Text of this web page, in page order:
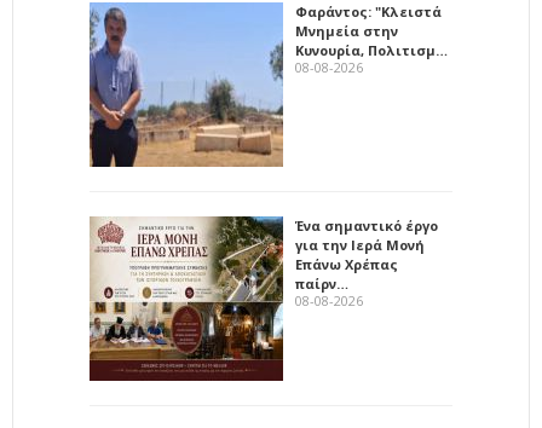
Φαράντος: "Κλειστά
Μνημεία στην
Κυνουρία, Πολιτισμ…
08-08-2026
Ένα σημαντικό έργο
για την Ιερά Μονή
Επάνω Χρέπας
παίρν…
08-08-2026